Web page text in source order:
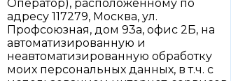
Оператор), расположенному по
адресу 117279, Москва, ул.
Профсоюзная, дом 93а, офис 2Б, на
автоматизированную и
неавтоматизированную обработку
моих персональных данных, в т.ч. с